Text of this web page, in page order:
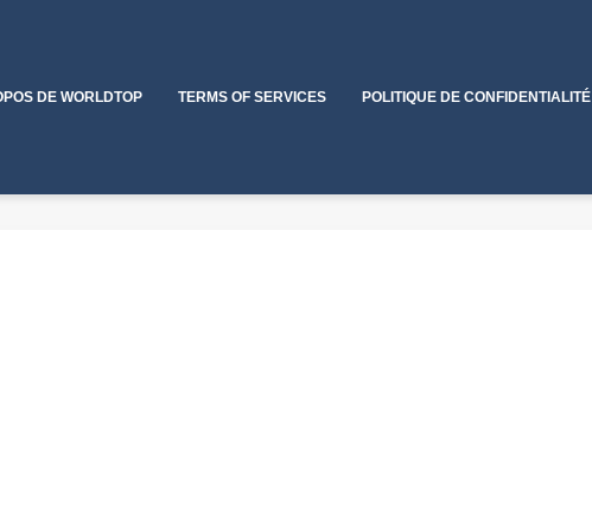
DE WORLDTOP TERMS OF SERVICES POLITIQUE DE CONFIDENTIALITÉ